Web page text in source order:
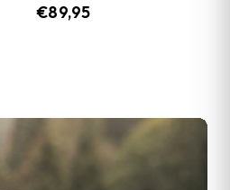
€89,95